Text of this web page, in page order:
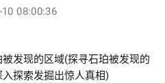
08:00:36
发现的区域(探寻石珀被发现的
入探索发掘出惊人真相)